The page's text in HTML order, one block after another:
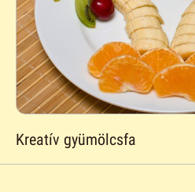
Kreatív gyümölcsfa